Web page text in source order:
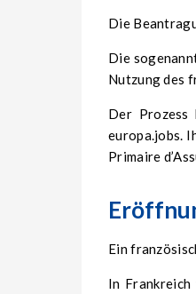
Die
Die
Nutzung des
Der Prozess
europa.jobs.
Primaire
Ein
In Frankreich